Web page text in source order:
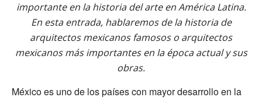
importante en la historia del arte en América Latina.
En esta entrada, hablaremos de la historia de
arquitectos mexicanos famosos o arquitectos
mexicanos más importantes en la época actual y sus
obras.
México es uno de los países con mayor desarrollo en la